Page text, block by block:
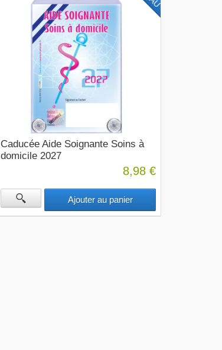
Caducée Aide Soignante Soins à
domicile 2027
8,98 €
Ajouter au panier